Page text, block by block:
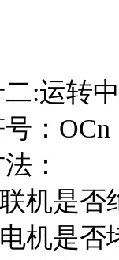
:运转中
：OCn
：
机是否
是否